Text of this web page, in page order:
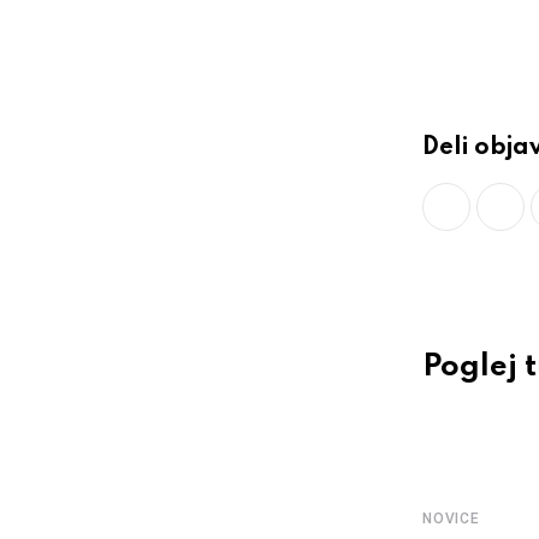
Deli
Poglej
NOVICE